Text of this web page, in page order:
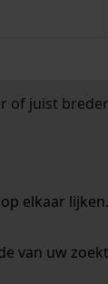
of juist
elkaar lijken.
van uw